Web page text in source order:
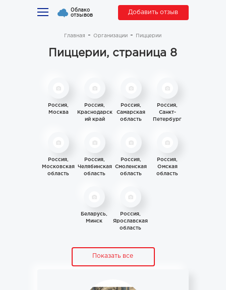
Облако
отзывов Добавить отзыв
Главная Организации Пиццерии
Пиццерии, страница 8
Россия,
Москва
Россия,
Краснодарск
ий край
Россия,
Самарская
область
Россия,
Санкт-
Петербург
Россия,
Московская
область
Россия,
Челябинская
область
Россия,
Смоленская
область
Россия,
Омская
область
Беларусь,
Минск
Россия,
Ярославская
область
Показать все